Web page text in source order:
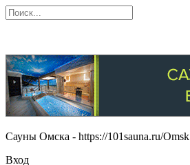
Сауны Омска - https://101sauna.ru/Omsk
Вход